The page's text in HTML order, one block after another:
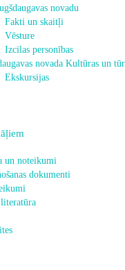
novadu
Fakti un skaitļi
Vēsture
Izcilas personības
novada Kultūras un
Ekskursijas
un noteikumi
dokumenti